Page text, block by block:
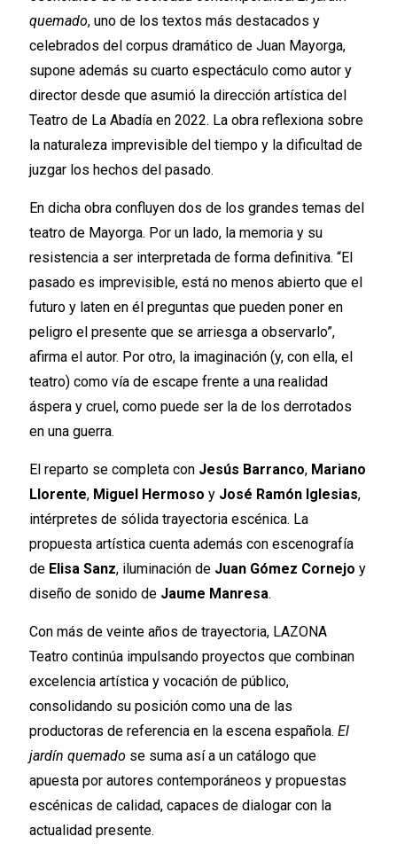
quemado, uno de los textos más destacados y
celebrados del corpus dramático de Juan Mayorga,
supone además su cuarto espectáculo como autor y
director desde que asumió la dirección artística del
Teatro de La Abadía en 2022. La obra reflexiona sobre
la naturaleza imprevisible del tiempo y la dificultad de
juzgar los hechos del pasado.
En dicha obra confluyen dos de los grandes temas del
teatro de Mayorga. Por un lado, la memoria y su
resistencia a ser interpretada de forma definitiva. “El
pasado es imprevisible, está no menos abierto que el
futuro y laten en él preguntas que pueden poner en
peligro el presente que se arriesga a observarlo”,
afirma el autor. Por otro, la imaginación (y, con ella, el
teatro) como vía de escape frente a una realidad
áspera y cruel, como puede ser la de los derrotados
en una guerra.
El reparto se completa con Jesús Barranco, Mariano
Llorente, Miguel Hermoso y José Ramón Iglesias,
intérpretes de sólida trayectoria escénica. La
propuesta artística cuenta además con escenografía
de Elisa Sanz, iluminación de Juan Gómez Cornejo y
diseño de sonido de Jaume Manresa.
Con más de veinte años de trayectoria, LAZONA
Teatro continúa impulsando proyectos que combinan
excelencia artística y vocación de público,
consolidando su posición como una de las
productoras de referencia en la escena española. El
jardín quemado se suma así a un catálogo que
apuesta por autores contemporáneos y propuestas
escénicas de calidad, capaces de dialogar con la
actualidad presente.